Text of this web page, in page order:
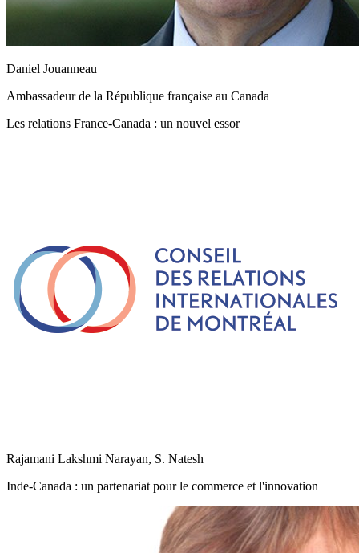
Daniel Jouanneau
Ambassadeur de la République française au Canada
Les relations France-Canada : un nouvel essor
Rajamani Lakshmi Narayan, S. Natesh
Inde-Canada : un partenariat pour le commerce et l'innovation